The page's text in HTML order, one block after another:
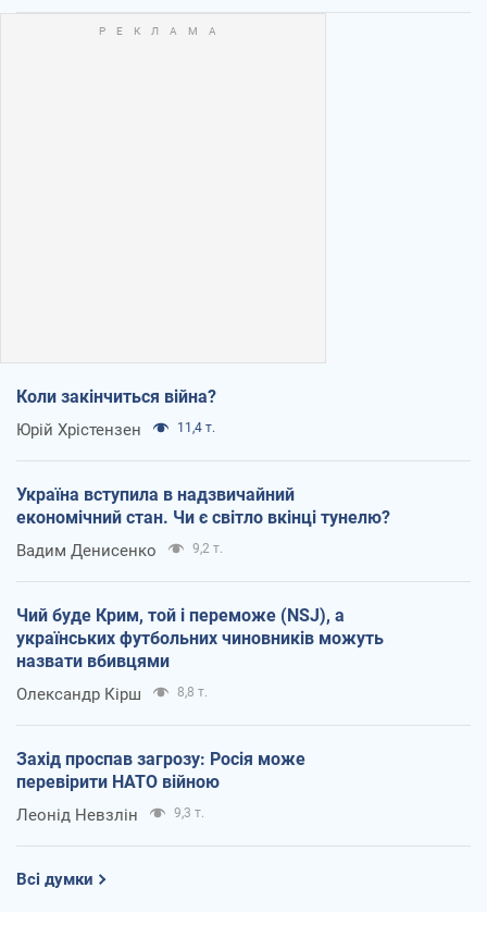
Коли закінчиться війна?
Юрій Хрістензен 11,4 т.
Україна вступила в надзвичайний
економічний стан. Чи є світло вкінці тунелю?
Вадим Денисенко 9,2 т.
Чий буде Крим, той і переможе (NSJ), а
українських футбольних чиновників можуть
назвати вбивцями
Олександр Кірш 8,8 т.
Захід проспав загрозу: Росія може
перевірити НАТО війною
Леонід Невзлін 9,3 т.
Всі думки